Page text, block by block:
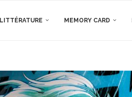
LITTÉRATURE MEMORY CARD